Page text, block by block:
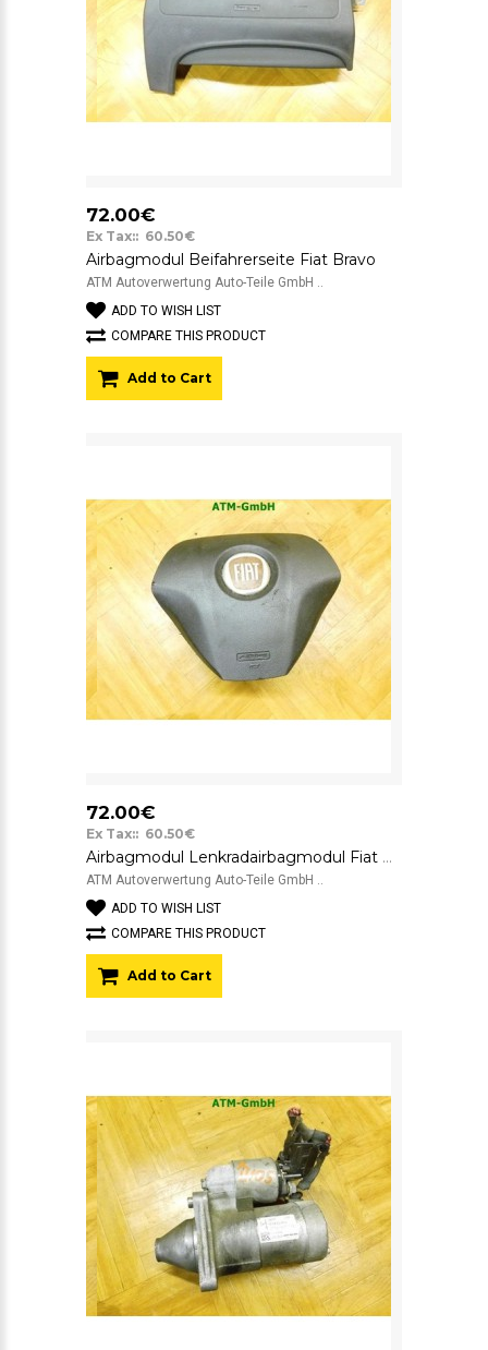
72.00€
Ex Tax:: 60.50€
Airbagmodul Beifahrerseite Fiat Bravo
ATM Autoverwertung Auto-Teile GmbH ..
ADD TO WISH LIST
COMPARE THIS PRODUCT
Add to Cart
72.00€
Ex Tax:: 60.50€
Airbagmodul Lenkradairbagmodul Fiat Bravo
ATM Autoverwertung Auto-Teile GmbH ..
ADD TO WISH LIST
COMPARE THIS PRODUCT
Add to Cart